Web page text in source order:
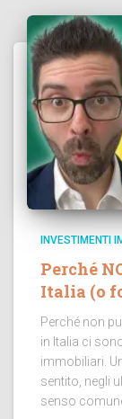
INVESTIMENTI
Perché
Italia (o
Perché non
in Italia ci
immobiliari.
sentito, negli
senso